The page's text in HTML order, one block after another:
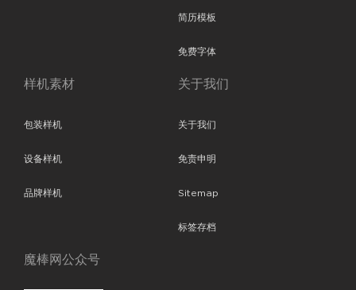
简历模板
免费字体
样机素材
包装样机
设备样机
品牌样机
关于我们
关于我们
免责申明
Sitemap
标签存档
魔棒网公众号